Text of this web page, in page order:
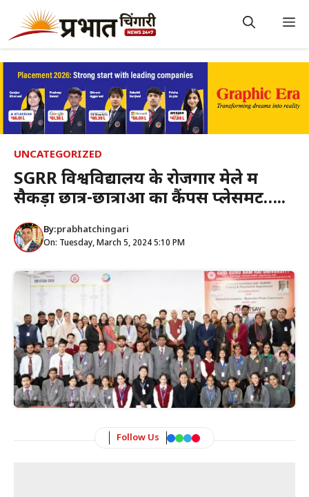
content
UNCATEGORIZED
SGRR विश्वविद्यालय के रोजगार मेले में
सैकड़ों छात्र-छात्राओं का कैंपस प्लेसमेंट…..
By:prabhatchingari
On: Tuesday, March 5, 2024 5:10 PM
Follow Us